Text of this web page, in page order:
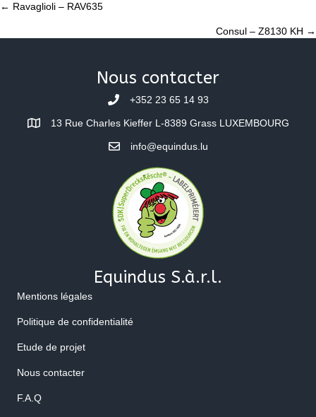
Posts
navigation
← Ravaglioli – RAV635
Consul – Z8130 KH →
Nous contacter
+352 23 65 14 93
13 Rue Charles Kieffer L-8389 Grass LUXEMBOURG
info@equindus.lu
Equindus S.à.r.l.
Mentions légales
Politique de confidentialité
Etude de projet
Nous contacter
F.A.Q